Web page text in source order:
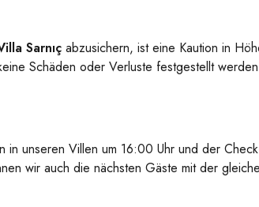
Sarnıç abzusichern, ist eine Kaution in
Schäden oder Verluste festgestellt
unseren Villen um 16:00 Uhr und der
wir auch die nächsten Gäste mit der